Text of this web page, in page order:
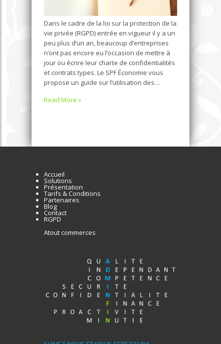
Dans le cadre de la loi sur la protection de la
vie privée (RGPD) entrée en vigueur il y a un
peu plus d’un an, beaucoup d’entreprises
n’ont pas encore eu l’occasion de mettre à
jour ou écrire leur charte de confidentialités
et contrats types. Le SPF Économie vous
propose un guide sur l’utilisation des…
Read More »
Accueil
Solutions
Présentation
Tarifs & Conditions
Partenaires
Blog
Contact
RGPD
Atout commerces